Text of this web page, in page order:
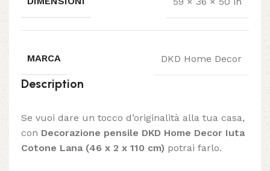
MARCA DKD Home Decor
Description
Se vuoi dare un tocco d’originalità alla tua casa,
con Decorazione pensile DKD Home Decor Iuta
Cotone Lana (46 x 2 x 110 cm) potrai farlo.